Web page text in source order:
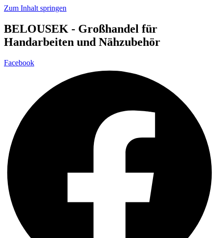
Zum Inhalt springen
BELOUSEK - Großhandel für
Handarbeiten und Nähzubehör
Facebook